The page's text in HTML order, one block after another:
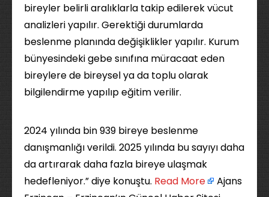
bireyler belirli aralıklarla takip edilerek vücut
analizleri yapılır. Gerektiği durumlarda
beslenme planında değişiklikler yapılır. Kurum
bünyesindeki gebe sınıfına müracaat eden
bireylere de bireysel ya da toplu olarak
bilgilendirme yapılıp eğitim verilir.
2024 yılında bin 939 bireye beslenme
danışmanlığı verildi. 2025 yılında bu sayıyı daha
da artırarak daha fazla bireye ulaşmak
hedefleniyor.” diye konuştu. ​ Read More
Ajans